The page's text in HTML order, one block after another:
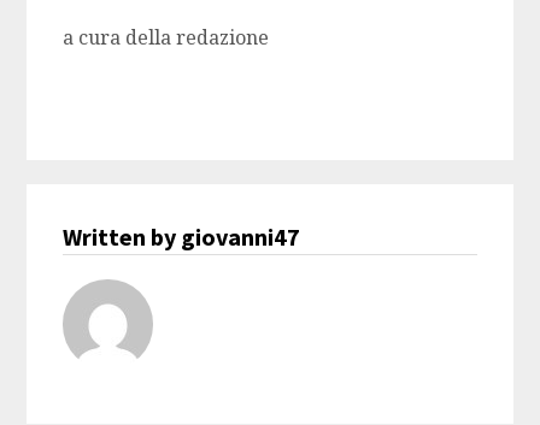
a cura della redazione
Written by giovanni47